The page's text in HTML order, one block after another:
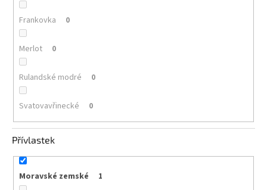
Frankovka 0
Merlot 0
Rulandské modré 0
Svatovavřinecké 0
Přívlastek
Moravské zemské 1